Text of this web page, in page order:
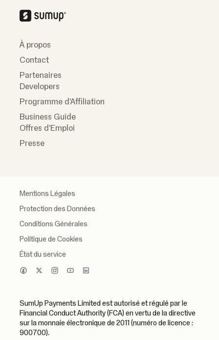
À propos
Contact
Partenaires
Developers
Programme d'Affiliation
Business Guide
Offres d'Emploi
Presse
Mentions Légales
Protection des Données
Conditions Générales
Politique de Cookies
État du service
SumUp Payments Limited est autorisé et régulé par le
Financial Conduct Authority (FCA) en vertu de la directive
sur la monnaie électronique de 2011 (numéro de licence :
900700).